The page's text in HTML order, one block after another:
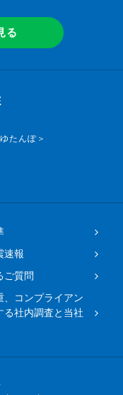
る
たんぽ＞
速報
ご質問
、コンプライアン
る社内調査と当社